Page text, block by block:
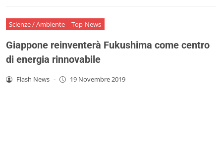
Scienze / Ambiente Top-News
Giappone reinventerà Fukushima come centro
di energia rinnovabile
Flash News - 19 Novembre 2019